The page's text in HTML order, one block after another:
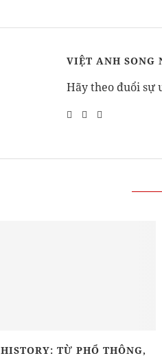
VIỆT ANH SONG
Hãy theo đuổi sự
HISTORY: TỪ PHỔ THÔNG,